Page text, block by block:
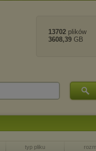
13702 plików
3608,39 GB
typ pliku